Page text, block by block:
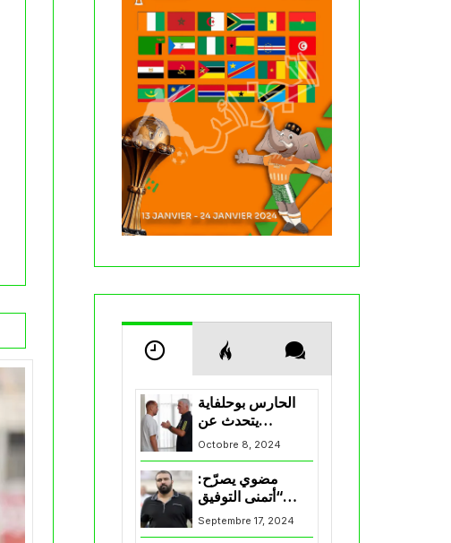
الحارس بوحلفاية
يتحدث عن
طموحاته مع
المنتخب و شباب
قسنطينة
Octobre 8, 2024
مضوي يصرّح:
“أتمنى التوفيق
لممثلي الكرة
الجزائرية في
Septembre 17, 2024